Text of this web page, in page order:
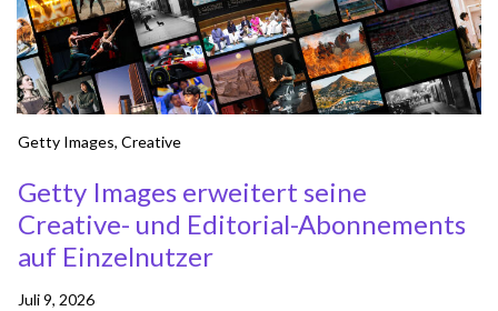
Getty Images, Creative
Getty Images erweitert seine
Creative- und Editorial-Abonnements
auf Einzelnutzer
Juli 9, 2026